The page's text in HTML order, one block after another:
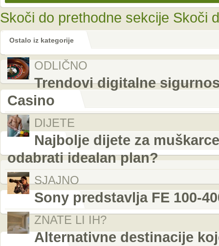
Skoči do prethodne sekcije Skoči
Ostalo iz kategorije
ODLIČNO
Trendovi digitalne
Casino
DIJETE
Najbolje dijete za
odabrati idealan plan?
SJAJNO
Sony predstavlja FE 100-
ZNATE LI IH?
Alternativne destinacije